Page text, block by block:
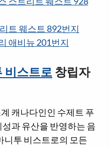
트 웨스트 892번지
애비뉴 201번지
비스트로창립자
캐나다인인 수제트 푸
과 유산을 반영하는 음
니투 비스트로의 모든